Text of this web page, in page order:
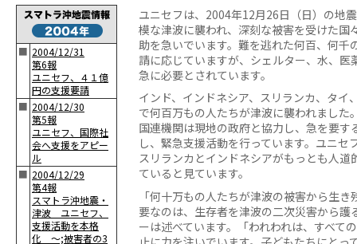
■ 2004/12/31
第6報
ユニセフ、４１億
円の支援要請
■ 2004/12/30
第5報
ユニセフ、国際社
会へ支援をアピー
ル
■ 2004/12/29
第4報
スマトラ沖地震・
津波 ユニセフ、
支援活動を本格
化 〜;被害者の3
ユニセフは、2004年12月26日（日）の地
模な津波に襲われ、深刻な被害を受けた国
助を急いでいます。難を逃れた何百、何千
請に応じていますが、シェルター、水、医
急に必要とされています。
インド、インドネシア、スリランカ、タイ
で何百万もの人たちが津波に襲われました
国連機関は現地の政府と協力し、急を要す
し、緊急支援活動を行っています。ユニセ
スリランカとインドネシアがもっとも人道
ていると見ています。
「何十万もの人たちが津波の被害から生
要なのは、生存者を津波の二次災害から
ーは述べています。「われわれは、すべて